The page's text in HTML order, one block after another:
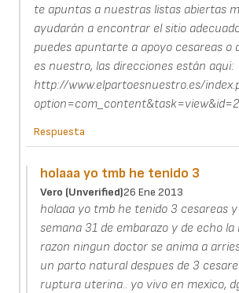
te apuntas a nuestras listas abiertas
ayudarán a encontrar el sitio
puedes apuntarte a apoyo cesareas o
es nuestro, las direcciones están aqui:
http://www.elpartoesnuestro.es/
Respuesta
holaaa yo tmb he tenido 3
Vero (unverified)26 Ene 2013
holaaa yo tmb he tenido 3 cesareas
semana 31 de embarazo y de echo
razon ningun doctor se anima a
un parto natural despues de 3
ruptura uterina.. yo vivo en mexico,